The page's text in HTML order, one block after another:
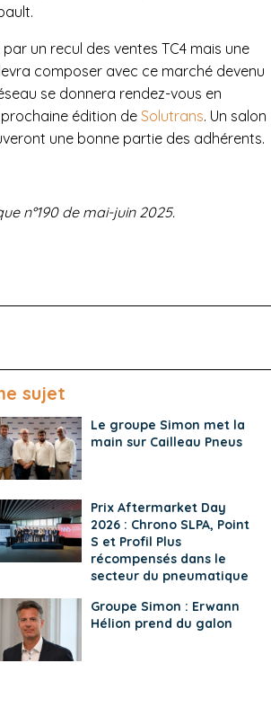
un recul des ventes TC4 mais une
composer avec ce marché devenu
se donnera rendez-vous en
édition deSolutrans. Un salon
une bonne partie des adhérents.
n°190 de mai-juin 2025.
sujet
Le groupe Simon met la
main sur Cailleau Pneus
Prix Aftermarket Day
2026 : Chrono SLPA, Point
S et Profil Plus
récompensés dans le
secteur du pneumatique
Groupe Simon : Erwann
Hélion prend du galon